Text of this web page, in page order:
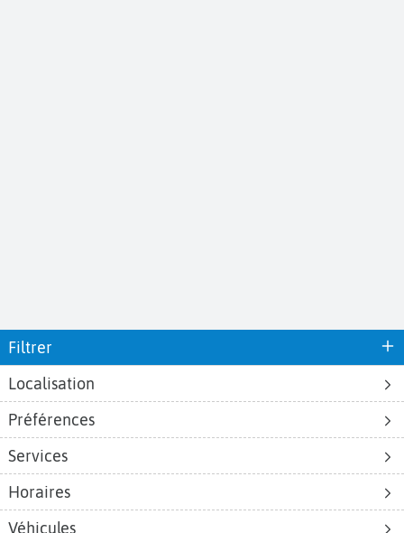
Filtrer
Localisation
Préférences
Services
Horaires
Véhicules
Aéroports
Aéroports Voyages est la première plateforme de recherche de services liés au
voyage en avion. Nous vous proposons toutes les destinations, les
d'avion, locations de voitures, hôtels... Laissez-vous inspirer et profitez d’une
expérience de voyage unique au meilleur prix !